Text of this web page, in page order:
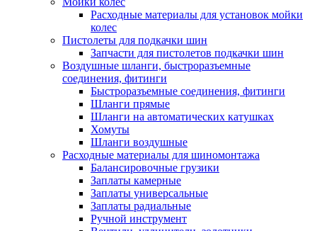
Расходные материалы для установок мойки
колес
Пистолеты для подкачки шин
Запчасти для пистолетов подкачки шин
Воздушные шланги, быстроразъемные
соединения, фитинги
Быстроразъемные соединения, фитинги
Шланги прямые
Шланги на автоматических катушках
Хомуты
Шланги воздушные
Расходные материалы для шиномонтажа
Балансировочные грузики
Заплаты камерные
Заплаты универсальные
Заплаты радиальные
Ручной инструмент